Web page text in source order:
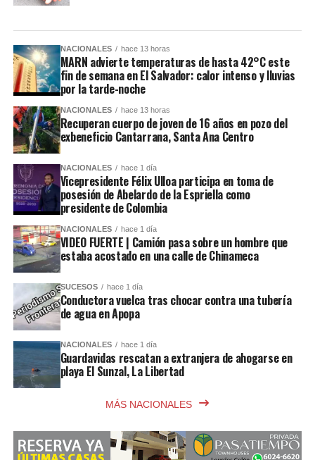
NACIONALES hace 13 horas
MARN advierte temperaturas de hasta 42°C este
fin de semana en El Salvador: calor intenso y lluvias
por la tarde-noche
NACIONALES hace 13 horas
Recuperan cuerpo de joven de 16 años en pozo del
exbeneficio Cantarrana, Santa Ana Centro
NACIONALES hace 1 día
Vicepresidente Félix Ulloa participa en toma de
posesión de Abelardo de la Espriella como
presidente de Colombia
NACIONALES hace 1 día
VIDEO FUERTE | Camión pasa sobre un hombre que
estaba acostado en una calle de Chinameca
SUCESOS hace 1 día
Conductora vuelca tras chocar contra una tubería
de agua en Apopa
NACIONALES hace 1 día
Guardavidas rescatan a extranjera de ahogarse en
playa El Sunzal, La Libertad
MÁS NACIONALES